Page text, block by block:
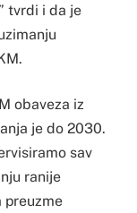
tvrdi i da je
obaveza iz
je do 2030.
sav
ranije
preuzme